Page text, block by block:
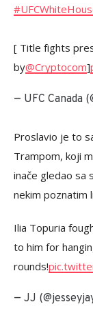
[ Title fights
by@Cryptocom]
— UFC Canada
Proslavio je to
Trampom, koji
inače gledao sa
nekim poznatim
Ilia Topuria
to him for
rounds!
— JJ️